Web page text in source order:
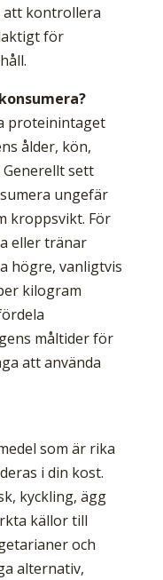
att kontrollera
för
proteinintaget
ålder, kön,
sett
ungefär
kroppsvikt. För
eller tränar
högre, vanligtvis
kilogram
måltider för
att använda
som är rika
i din kost.
kyckling, ägg
källor till
och
alternativ,